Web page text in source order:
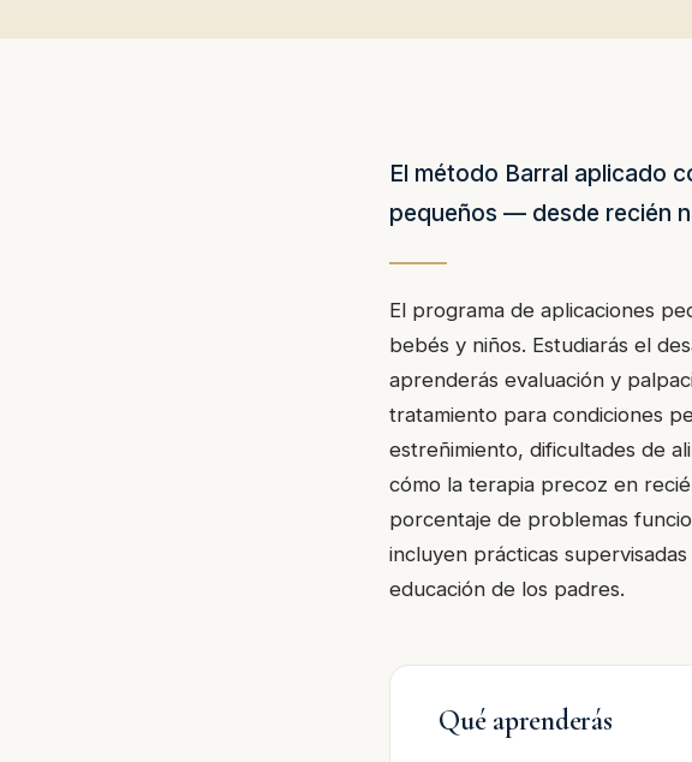
El método Barral aplicado
pequeños — desde recién
El programa de aplicaciones
bebés y niños. Estudiarás el
aprenderás evaluación y
tratamiento para condiciones
estreñimiento, dificultades de
cómo la terapia precoz en
porcentaje de problemas
incluyen prácticas
educación de los padres.
Qué aprenderás